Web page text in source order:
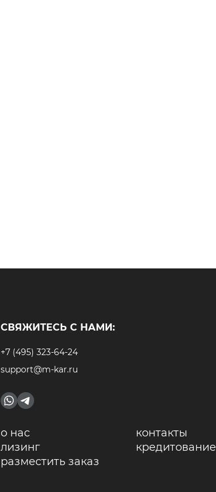
СВЯЖИТЕСЬ С НАМИ:
+7 (495) 323-64-24
support@m-kar.ru
о нас
контакты
лизинг
кредитование
разместить заказ